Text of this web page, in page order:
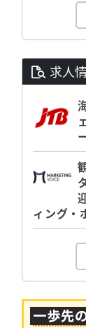
求人
ィング・